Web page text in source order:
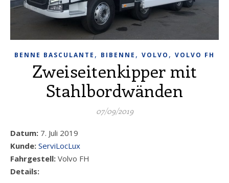
BENNE BASCULANTE , BIBENNE , VOLVO , VOLVO FH
Zweiseitenkipper mit
Stahlbordwänden
07/09/2019
Datum: 7. Juli 2019
Kunde: ServiLocLux
Fahrgestell: Volvo FH
Details: